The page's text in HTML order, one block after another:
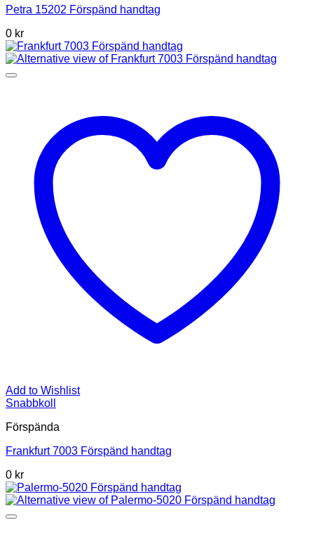
Petra 15202 Förspänd handtag
0 kr
Add to Wishlist
Snabbkoll
Förspända
Frankfurt 7003 Förspänd handtag
0 kr